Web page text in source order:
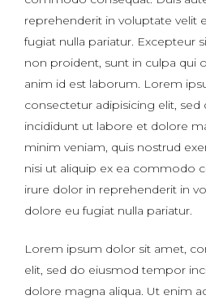
reprehenderit in voluptate velit
fugiat nulla pariatur. Excepteur
non proident, sunt in culpa qui
anim id est laborum. Lorem
consectetur adipisicing elit,
incididunt ut labore et dolore
minim veniam, quis nostrud
nisi ut aliquip ex ea commodo
irure dolor in reprehenderit in
dolore eu fugiat nulla pariatur.
Lorem ipsum dolor sit amet,
elit, sed do eiusmod tempor
dolore magna aliqua. Ut enim